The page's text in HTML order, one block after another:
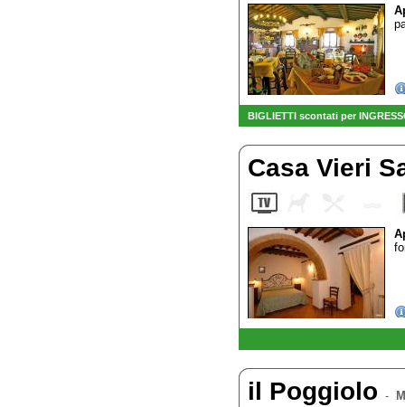
BIGLIETTI scontati per
Casa Vieri
il Poggiolo -